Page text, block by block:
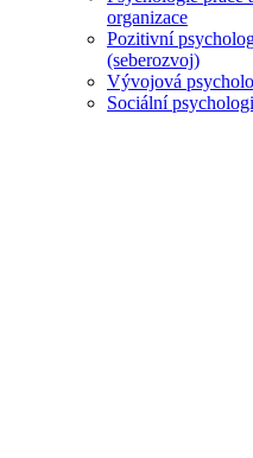
organizace
Pozitivní
(seberozvoj)
Vývojová
Sociální